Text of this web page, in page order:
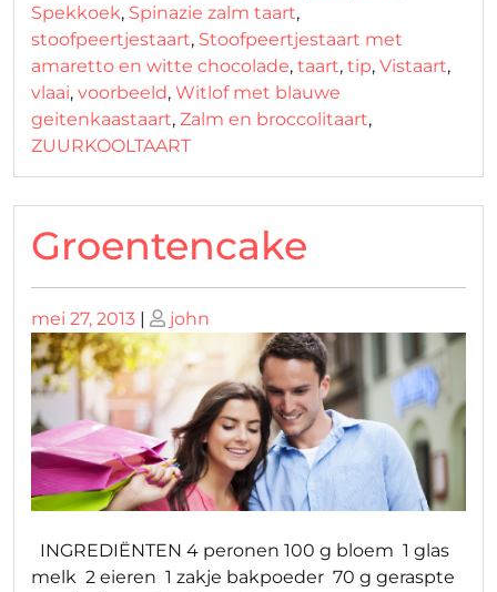
Spekkoek, Spinazie zalm taart,
stoofpeertjestaart, Stoofpeertjestaart met
amaretto en witte chocolade, taart, tip, Vistaart,
vlaai, voorbeeld, Witlof met blauwe
geitenkaastaart, Zalm en broccolitaart,
ZUURKOOLTAART
Groentencake
Geplaatst
op
mei 27, 2013 | Geplaatst
op
john
INGREDIËNTEN 4 peronen 100 g bloem 1 glas
melk 2 eieren 1 zakje bakpoeder 70 g geraspte